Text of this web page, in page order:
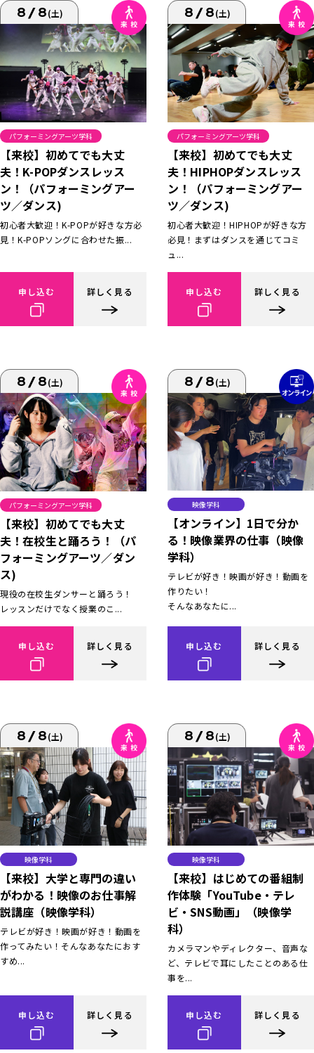
8/8(土)
パフォーミングアーツ学科
【来校】初めてでも大丈
夫！K-POPダンスレッス
ン！（パフォーミングアー
ツ／ダンス)
初心者大歓迎！K-POPが好きな方必
見！K-POPソングに合わせた振...
申し込む 詳しく見る
8/8(土)
パフォーミングアーツ学科
【来校】初めてでも大丈
夫！HIPHOPダンスレッス
ン！（パフォーミングアー
ツ／ダンス)
初心者大歓迎！HIPHOPが好きな方
必見！まずはダンスを通じてコミ
ュ...
申し込む 詳しく見る
8/8(土)
パフォーミングアーツ学科
【来校】初めてでも大丈
夫！在校生と踊ろう！（パ
フォーミングアーツ／ダン
ス)
現役の在校生ダンサーと踊ろう！
レッスンだけでなく授業のこ...
申し込む 詳しく見る
8/8(土)
映像学科
【オンライン】1日で分か
る！映像業界の仕事（映像
学科）
テレビが好き！映画が好き！動画を
作りたい！
そんなあなたに...
申し込む 詳しく見る
8/8(土)
映像学科
【来校】大学と専門の違い
がわかる！映像のお仕事解
説講座（映像学科）
テレビが好き！映画が好き！動画を
作ってみたい！そんなあなたにおす
すめ...
申し込む 詳しく見る
8/8(土)
映像学科
【来校】はじめての番組制
作体験「YouTube・テレ
ビ・SNS動画」（映像学
科）
カメラマンやディレクター、音声な
ど、テレビで耳にしたことのある仕
事を...
申し込む 詳しく見る